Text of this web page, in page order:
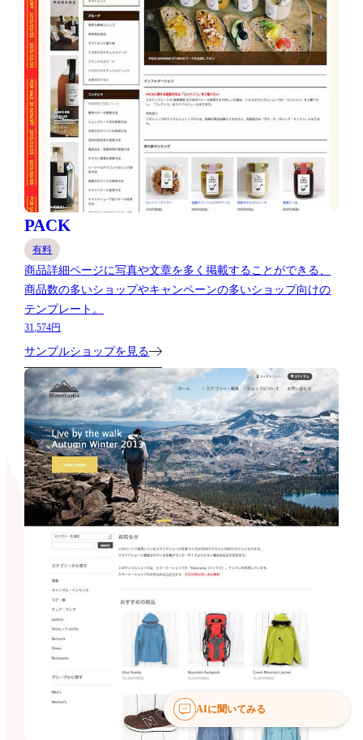
PACK
有料
商品詳細ページに写真や文章を多く掲載することができる、
商品数の多いショップやキャンペーンの多いショップ向けの
テンプレート。
31,574円
サンプルショップを見る
AIに聞いてみる